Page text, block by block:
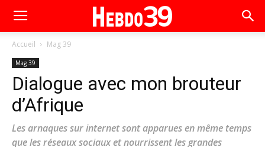
Accueil Mag 39
Mag 39
Dialogue avec mon brouteur
d’Afrique
Les arnaques sur internet sont apparues en même temps
que les réseaux sociaux et nourrissent les grandes